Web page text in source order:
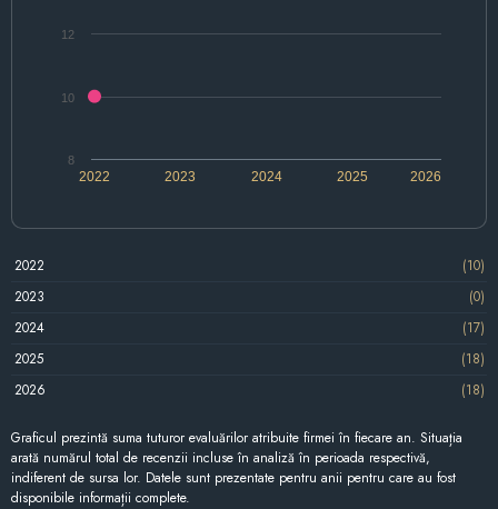
2022 2024 2026
2023 2025
8
10
12
2022
(10)
2023
(0)
2024
(17)
2025
(18)
2026
(18)
Graficul prezintă suma tuturor evaluărilor atribuite firmei în fiecare an. Situația
arată numărul total de recenzii incluse în analiză în perioada respectivă,
indiferent de sursa lor. Datele sunt prezentate pentru anii pentru care au fost
disponibile informații complete.